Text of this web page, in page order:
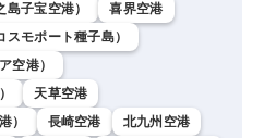
子宝空港）
喜界空港
モポート種子島）
空港）
天草空港
）
長崎空港
北九州空港